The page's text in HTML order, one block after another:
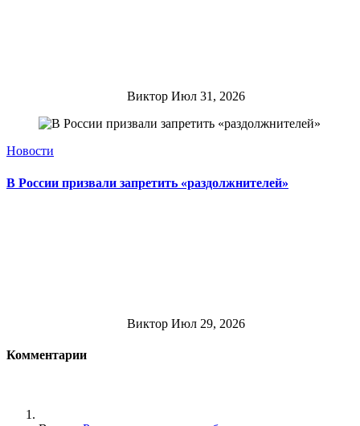
Виктор Июл 31, 2026
Новости
В России призвали запретить «раздолжнителей»
Виктор Июл 29, 2026
Комментарии